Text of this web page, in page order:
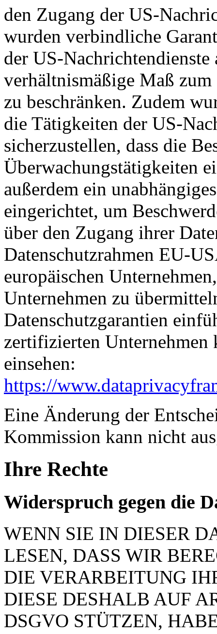
den Zugang der US-
wurden verbindliche
der US-
verhältnismäßige Maß
zu beschränken. Zudem
die Tätigkeiten der US-
sicherzustellen, dass die
Überwachungstätigkeiten
außerdem ein
eingerichtet, um
über den Zugang ihrer
Datenschutzrahmen EU-
europäischen
Unternehmen zu
Datenschutzgarantien
zertifizierten
einsehen:
https://
Eine Änderung der
Kommission kann nicht
Ihre Rechte
Widerspruch gegen die
WENN SIE IN DIESER
LESEN, DASS WIR
DIE VERARBEITUNG
DIESE DESHALB AUF
DSGVO STÜTZEN,